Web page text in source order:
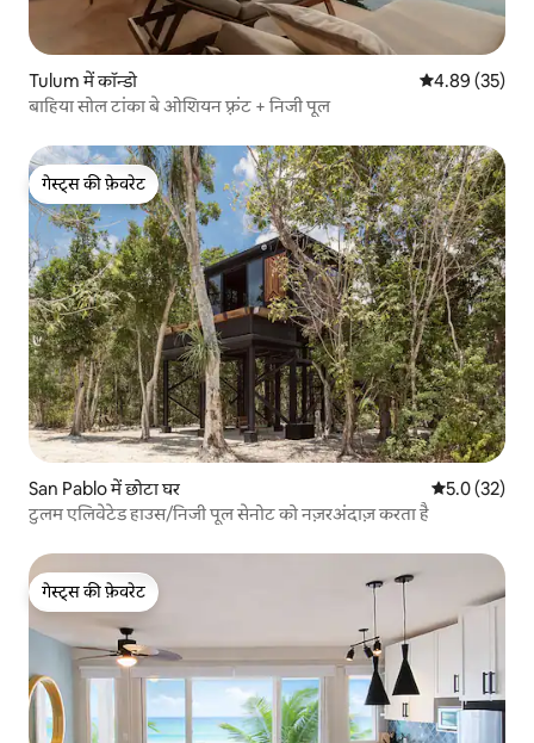
Tulum में कॉन्डो औसत रेटिंग 5 में
4.89 (35)
बाहिया सोल टांका बे ओशियन फ़्रंट + निजी पूल
गेस्ट्स की फ़ेवरेट
गेस्ट्स की फ़ेवरेट
San Pablo में छोटा घर औसत रेटिंग 5
5.0 (32)
टुलम एलिवेटेड हाउस/निजी पूल सेनोट को नज़रअंदाज़ करता है
गेस्ट्स की फ़ेवरेट
गेस्ट्स की फ़ेवरेट